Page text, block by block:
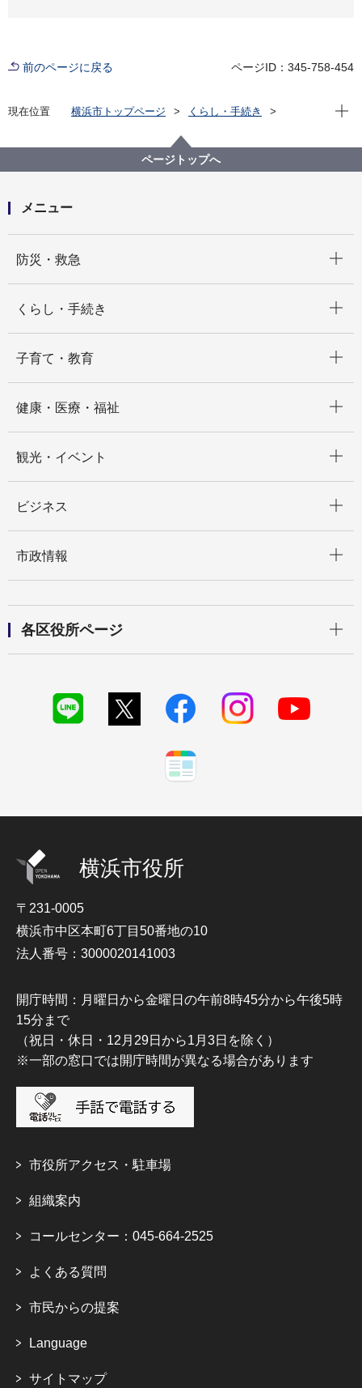
前のページに戻る ページID：345-758-454
現在位置 横浜市トップページ
くらし・手続き
デジタルアーカイブ都市横浜の記憶
人名録・商工録
現在
ページトップへ
メニュー
防災・救急
くらし・手続き
子育て・教育
健康・医療・福祉
観光・イベント
ビジネス
市政情報
各区役所ページ
横浜市役所
〒231-0005
横浜市中区本町6丁目50番地の10
法人番号：3000020141003
開庁時間：月曜日から金曜日の午前8時45分から午後5時
15分まで
（祝日・休日・12月29日から1月3日を除く）
※一部の窓口では開庁時間が異なる場合があります
市役所アクセス・駐車場
組織案内
コールセンター：045-664-2525
よくある質問
市民からの提案
Language
サイトマップ